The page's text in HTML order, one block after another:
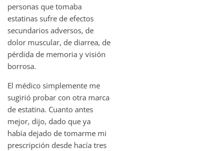
personas que tomaba
estatinas sufre de efectos
secundarios adversos, de
dolor muscular, de diarrea, de
pérdida de memoria y visión
borrosa.
El médico simplemente me
sugirió probar con otra marca
de estatina. Cuanto antes
mejor, dijo, dado que ya
había dejado de tomarme mi
prescripción desde hacía tres